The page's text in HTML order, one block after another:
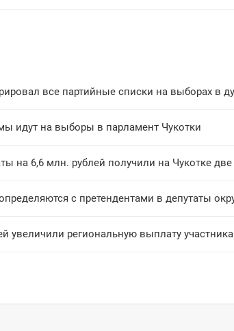
все партийные списки на выборах в
идут на выборы в парламент Чукотки
на 6,6 млн. рублей получили на Чукотке
с претендентами в депутаты
увеличили региональную выплату